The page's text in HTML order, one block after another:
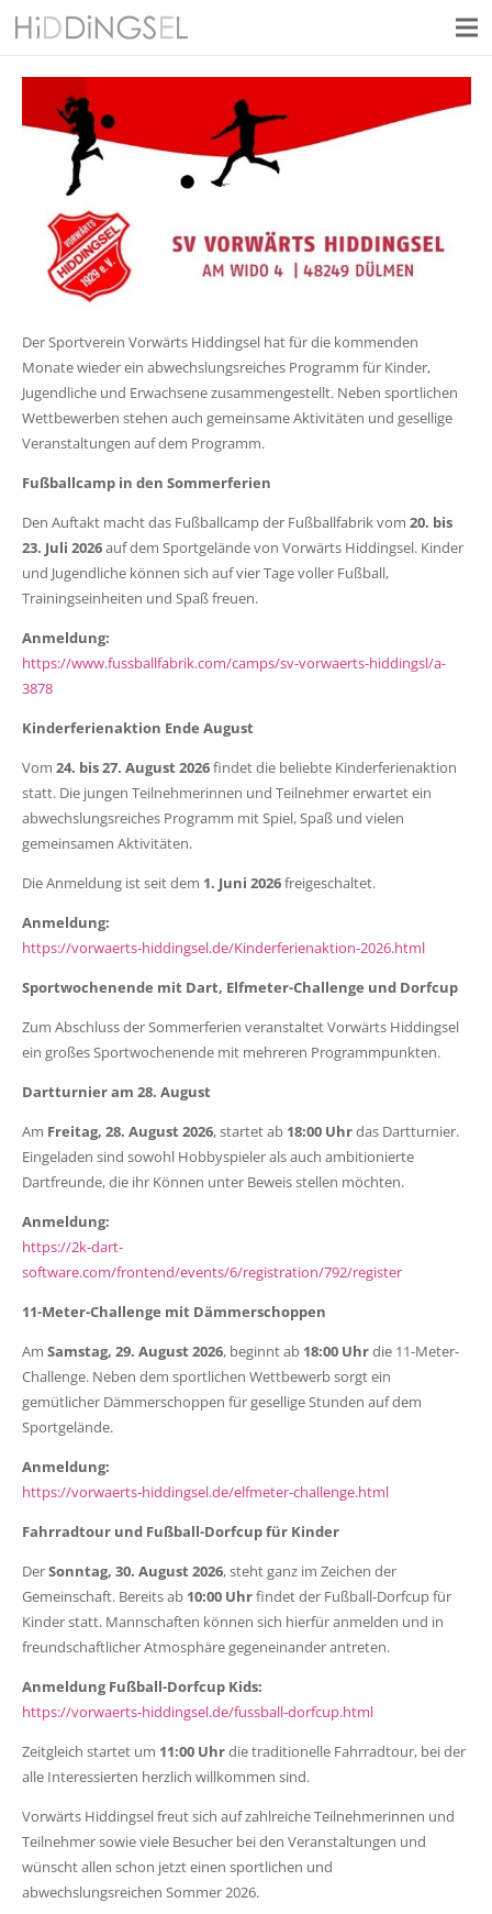
Der Sportverein Vorwärts Hiddingsel hat für die kommenden
Monate wieder ein abwechslungsreiches Programm für Kinder,
Jugendliche und Erwachsene zusammengestellt. Neben sportlichen
Wettbewerben stehen auch gemeinsame Aktivitäten und gesellige
Veranstaltungen auf dem Programm.
Fußballcamp in den Sommerferien
Den Auftakt macht das Fußballcamp der Fußballfabrik vom 20. bis
23. Juli 2026auf dem Sportgelände von Vorwärts Hiddingsel. Kinder
und Jugendliche können sich auf vier Tage voller Fußball,
Trainingseinheiten und Spaß freuen.
Anmeldung:
https://www.fussballfabrik.com/camps/sv-vorwaerts-hiddingsl/a-
3878
Kinderferienaktion Ende August
Vom 24. bis 27. August 2026findet die beliebte Kinderferienaktion
statt. Die jungen Teilnehmerinnen und Teilnehmer erwartet ein
abwechslungsreiches Programm mit Spiel, Spaß und vielen
gemeinsamen Aktivitäten.
Die Anmeldung ist seit dem 1. Juni 2026freigeschaltet.
Anmeldung:
https://vorwaerts-hiddingsel.de/Kinderferienaktion-2026.html
Sportwochenende mit Dart, Elfmeter-Challenge und Dorfcup
Zum Abschluss der Sommerferien veranstaltet Vorwärts Hiddingsel
ein großes Sportwochenende mit mehreren Programmpunkten.
Dartturnier am 28. August
Am Freitag, 28. August 2026, startet ab 18:00 Uhrdas Dartturnier.
Eingeladen sind sowohl Hobbyspieler als auch ambitionierte
Dartfreunde, die ihr Können unter Beweis stellen möchten.
Anmeldung:
https://2k-dart-
software.com/frontend/events/6/registration/792/register
11-Meter-Challenge mit Dämmerschoppen
Am Samstag, 29. August 2026, beginnt ab 18:00 Uhrdie 11-Meter-
Challenge. Neben dem sportlichen Wettbewerb sorgt ein
gemütlicher Dämmerschoppen für gesellige Stunden auf dem
Sportgelände.
Anmeldung:
https://vorwaerts-hiddingsel.de/elfmeter-challenge.html
Fahrradtour und Fußball-Dorfcup für Kinder
DerSonntag, 30. August 2026, steht ganz im Zeichen der
Gemeinschaft. Bereits ab 10:00 Uhrfindet der Fußball-Dorfcup für
Kinder statt. Mannschaften können sich hierfür anmelden und in
freundschaftlicher Atmosphäre gegeneinander antreten.
Anmeldung Fußball-Dorfcup Kids:
https://vorwaerts-hiddingsel.de/fussball-dorfcup.html
Zeitgleich startet um 11:00 Uhrdie traditionelle Fahrradtour, bei der
alle Interessierten herzlich willkommen sind.
Vorwärts Hiddingsel freut sich auf zahlreiche Teilnehmerinnen und
Teilnehmer sowie viele Besucher bei den Veranstaltungen und
wünscht allen schon jetzt einen sportlichen und
abwechslungsreichen Sommer 2026.